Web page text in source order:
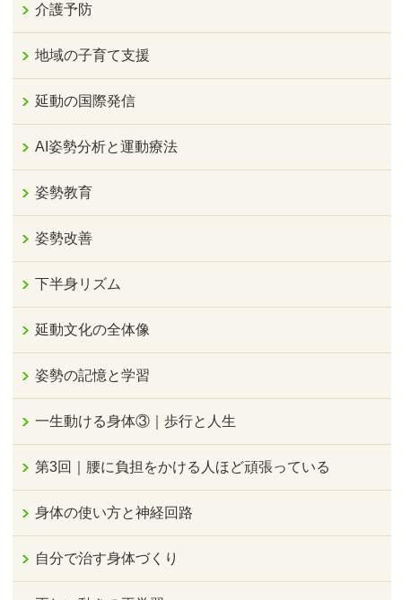
介護予防
地域の子育て支援
延動の国際発信
AI姿勢分析と運動療法
姿勢教育
姿勢改善
下半身リズム
延動文化の全体像
姿勢の記憶と学習
一生動ける身体③｜歩行と人生
第3回｜腰に負担をかける人ほど頑張っている
身体の使い方と神経回路
自分で治す身体づくり